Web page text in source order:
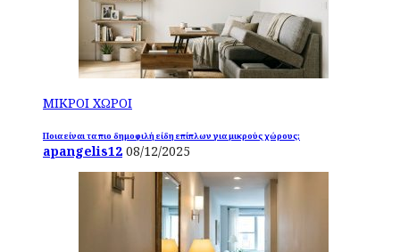
ΜΙΚΡΟΙ ΧΩΡΟΙ
Ποια είναι τα πιο δημοφιλή είδη επίπλων για μικρούς χώρους;
apangelis12 08/12/2025